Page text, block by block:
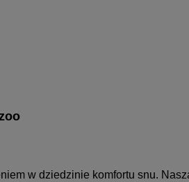
w dziedzinie komfortu snu.